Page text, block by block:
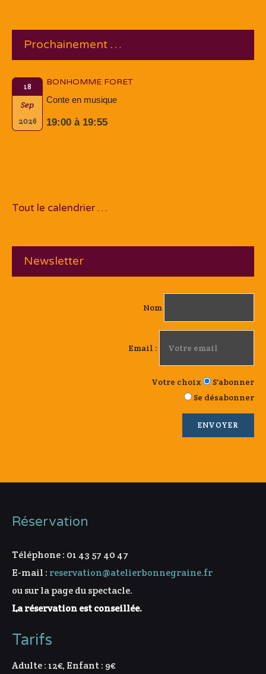
Prochainement …
18
Sep
2026
BONHOMME FORET
Conte en musique
19:00 à 19:55
Tout le calendrier …
Newsletter
Nom
Email :
Votre choix
S'abonner
Se désabonner
Réservation
Téléphone : 01 43 57 40 47
E-mail : reservation@atelierbonnegraine.fr
ou sur la page du spectacle.
La réservation est conseillée.
Tarifs
Adulte : 12€, Enfant : 9€